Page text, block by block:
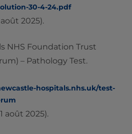
30-4-24.pdf
2025).
NHS Foundation Trust
– Pathology Test.
hospitals.nhs.uk/test-
août 2025).